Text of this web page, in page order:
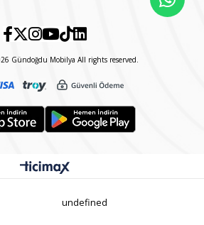
undefined
Gündoğdu Mobilya All rights reserved.